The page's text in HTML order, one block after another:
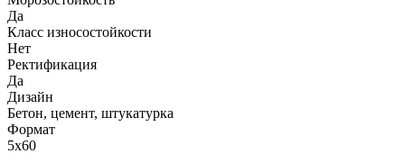
Да
Класс износостойкости
Нет
Ректификация
Да
Дизайн
Бетон, цемент, штукатурка
Формат
5x60